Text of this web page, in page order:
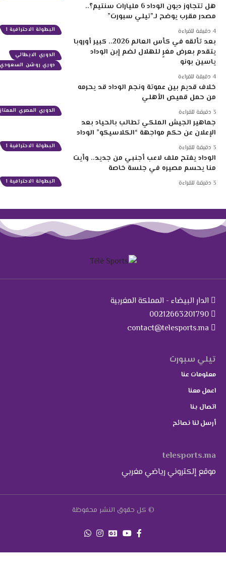
البطولة الاحترافية 1
هل تتجاوز ديون الوداد 6 مليارات سنتيم؟..
مصدر مقرب يوضح لـ”تيلي سبورت”
الدوري الايطالي
دوري روشن السعودي
بعد تألقه في كأس العالم 2026.. كبير أوروبا
يتقدم بعرض مغرٍ للهلال لضم إبن الوداد
ياسين بونو
الدوري المصري الممتاز
خلاف قديم بين عموتة ونجم الوداد قد يحرمه
من حمل قميص الأهلي
البطولة الاحترافية 1
جماهير الجيش الملكي تطالب بالحياد بعد
الإعلان عن حكم مواجهة “الكلاسيكو” الوداد
البطولة الاحترافية 1
الوداد يفتح ملف لاعب أجنبي من جديد.. وأيت
منا يحسم مصيره في جلسة خاصة
الدار البيضاء - المملكة المغربية
00212663201790
contact@telesports.ma
تيلي سبورت
معلومات عنا
اعمل معنا
اتصال بنا
أرسل لنا نصائح
telesports.ma
موقع إلكتروني رياضي مغربي
© كل حقوق النشر محفوظة